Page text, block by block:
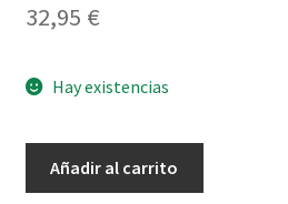
32,95 €
Hay existencias
Añadir al carrito